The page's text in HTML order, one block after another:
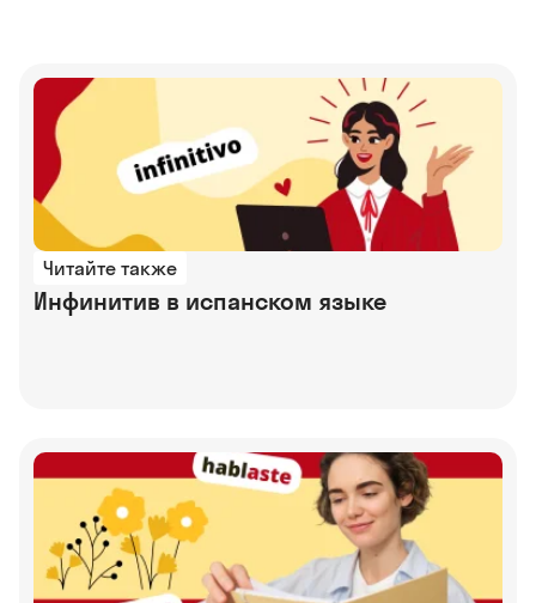
Читайте также
Инфинитив в испанском языке